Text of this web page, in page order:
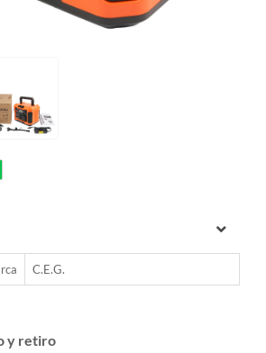
C.E.G.
y retiro